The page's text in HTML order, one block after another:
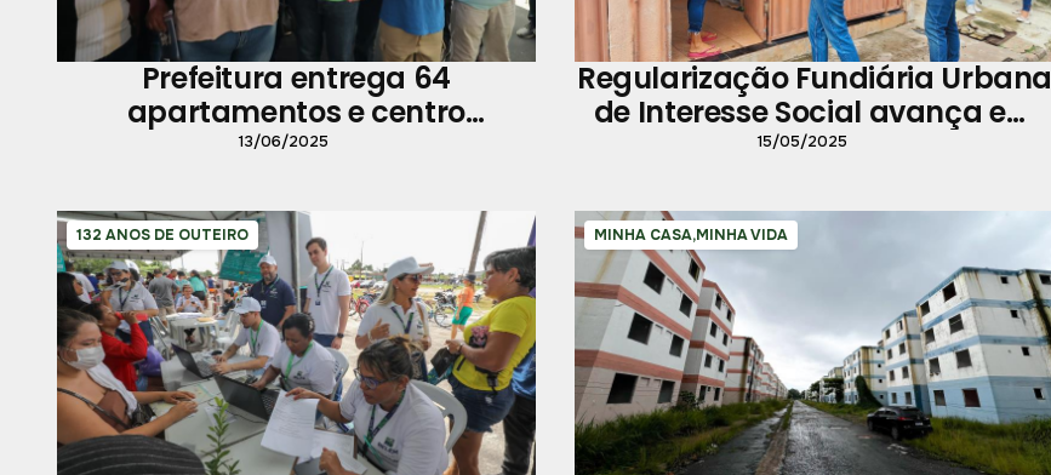
Prefeitura entrega 64
apartamentos e centro
comercial na Estrada Nova
13/06/2025
Regularização Fundiária Urbana
de Interesse Social avança em
Belém
15/05/2025
132 ANOS DE OUTEIRO MINHA CASA,MINHA VIDA